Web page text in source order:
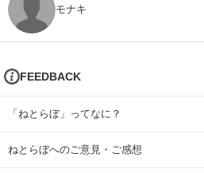
モナキ
FEEDBACK
「ねとらぼ」ってなに？
ねとらぼへのご意見・ご感想